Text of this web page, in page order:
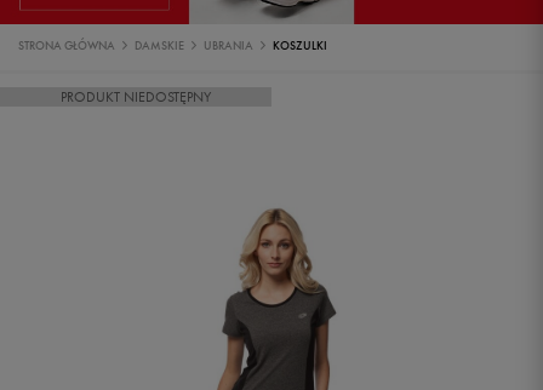
STRONA GŁÓWNA DAMSKIE UBRANIA KOSZULKI
PRODUKT NIEDOSTĘPNY